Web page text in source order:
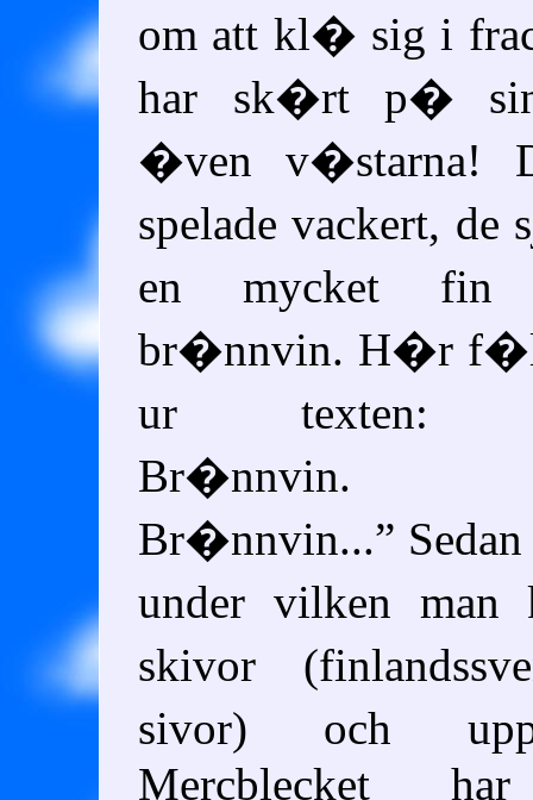
om att kl� sig i
har sk�rt p�
�ven v�starna!
spelade vackert,
en mycket
br�nnvin. H�r
ur
Br�nnvin.
Br�nnvin...
under vilken man
skivor
sivor) och
Mercblecket har